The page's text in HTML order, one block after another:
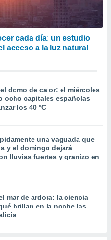
cada día: un estudio
acceso a la luz natural
domo de calor: el miércoles
ocho capitales españolas
los 40 ºC
una vaguada que
y el domingo dejará
lluvias fuertes y granizo en
mar de ardora: la ciencia
brillan en la noche las